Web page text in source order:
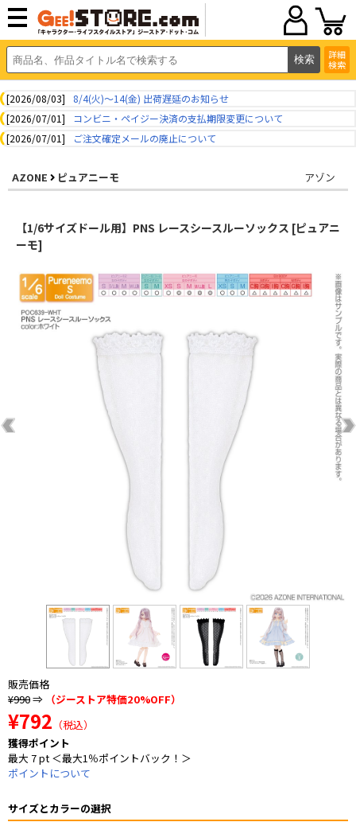
詳細
検索
[2026/08/03]
8/4(火)～14(金) 出荷遅延のお知らせ
[2026/07/01]
コンビニ・ペイジー決済の支払期限変更について
[2026/07/01]
ご注文確定メールの廃止について
AZONE ピュアニーモ アゾン
【1/6サイズドール用】PNS レースシースルーソックス [ピュアニ
ーモ]
販売価格
¥990⇒ （ジーストア特価20%OFF）
¥792 （税込）
獲得ポイント
最大 7 pt ＜最大1％ポイントバック！＞
ポイントについて
サイズとカラーの選択